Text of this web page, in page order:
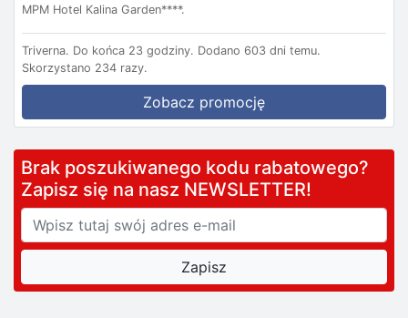
MPM Hotel Kalina Garden****.
Triverna. Do końca 23 godziny. Dodano 603 dni temu.
Skorzystano 234 razy.
Zobacz promocję
Brak poszukiwanego kodu rabatowego?
Zapisz się na nasz NEWSLETTER!